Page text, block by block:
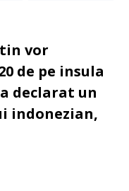
vor
de pe insula
declarat un
indonezian,